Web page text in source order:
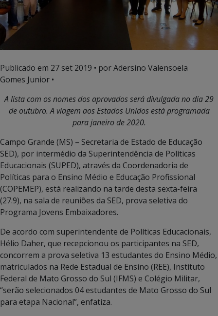
Publicado em 27 set 2019 • por Adersino Valensoela
Gomes Junior •
A lista com os nomes dos aprovados será divulgada no dia 29
de outubro. A viagem aos Estados Unidos está programada
para janeiro de 2020.
Campo Grande (MS) – Secretaria de Estado de Educação
SED), por intermédio da Superintendência de Políticas
Educacionais (SUPED), através da Coordenadoria de
Políticas para o Ensino Médio e Educação Profissional
(COPEMEP), está realizando na tarde desta sexta-feira
(27.9), na sala de reuniões da SED, prova seletiva do
Programa Jovens Embaixadores.
De acordo com superintendente de Políticas Educacionais,
Hélio Daher, que recepcionou os participantes na SED,
concorrem a prova seletiva 13 estudantes do Ensino Médio,
matriculados na Rede Estadual de Ensino (REE), Instituto
Federal de Mato Grosso do Sul (IFMS) e Colégio Militar,
“serão selecionados 04 estudantes de Mato Grosso do Sul
para etapa Nacional”, enfatiza.